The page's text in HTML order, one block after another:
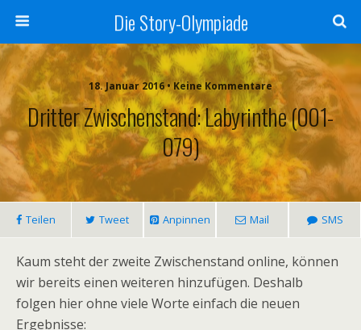
Die Story-Olympiade
18. Januar 2016 • Keine Kommentare
Dritter Zwischenstand: Labyrinthe (001-
079)
Teilen Tweet Anpinnen Mail SMS
Kaum steht der zweite Zwischenstand online, können
wir bereits einen weiteren hinzufügen. Deshalb
folgen hier ohne viele Worte einfach die neuen
Ergebnisse: